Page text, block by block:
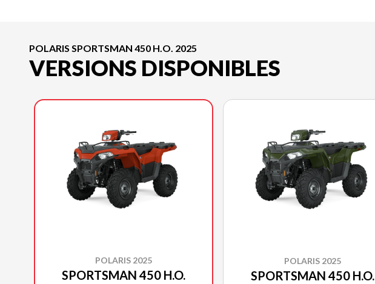
POLARIS SPORTSMAN 450 H.O. 2025
VERSIONS DISPONIBLES
POLARIS 2025
SPORTSMAN 450 H.O.
POLARIS 2025
SPORTSMAN 450 H.O.